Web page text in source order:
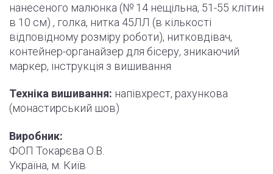
нанесеного малюнка (№ 14 нещільна, 51-55 клітин
в 10 см) , голка, нитка 45ЛЛ (в кількості
відповідному розміру роботи), нитковдівач,
контейнер-органайзер для бісеру, зникаючий
маркер, інструкція з вишивання
Техніка вишивання: напівхрест, рахункова
(монастирський шов)
Виробник:
ФОП Токарєва О.В.
Україна, м. Київ